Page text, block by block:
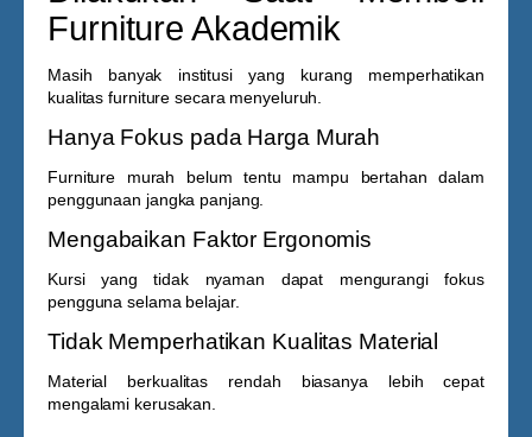
Furniture Akademik
Masih banyak institusi yang kurang memperhatikan
kualitas furniture secara menyeluruh.
Hanya Fokus pada Harga Murah
Furniture murah belum tentu mampu bertahan dalam
penggunaan jangka panjang.
Mengabaikan Faktor Ergonomis
Kursi yang tidak nyaman dapat mengurangi fokus
pengguna selama belajar.
Tidak Memperhatikan Kualitas Material
Material berkualitas rendah biasanya lebih cepat
mengalami kerusakan.